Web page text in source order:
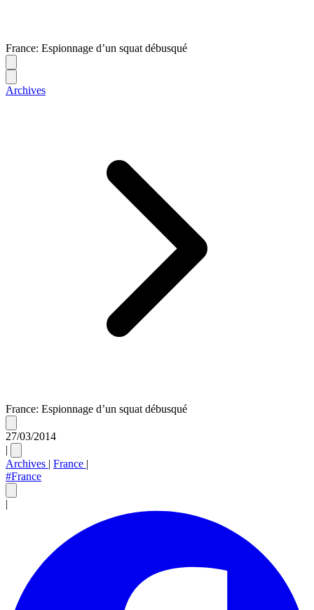
France: Espionnage d’un squat débusqué
Archives
France: Espionnage d’un squat débusqué
27/03/2014
|
Archives | France |
#France
|